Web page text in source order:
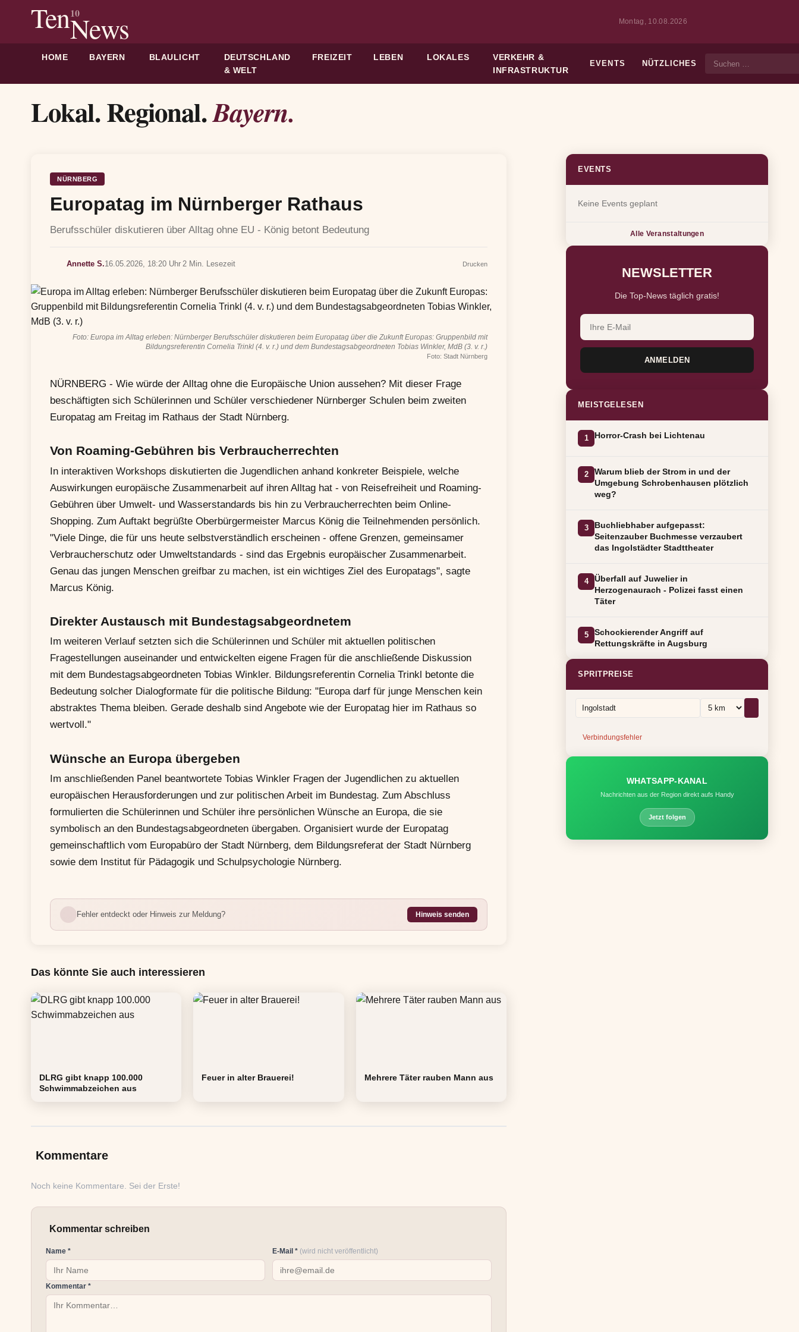
Ten10
News Montag, 10.08.2026
HOME BAYERN BLAULICHT
DEUTSCHLAND
& WELT
FREIZEIT LEBEN LOKALES
VERKEHR &
INFRASTRUKTUR
EVENTS NÜTZLICHES
Lokal. Regional.Bayern.
NÜRNBERG
Europatag im Nürnberger Rathaus
Berufsschüler diskutieren über Alltag ohne EU - König betont Bedeutung
Annette S.16.05.2026, 18:20 Uhr 2 Min. Lesezeit Drucken
Foto: Europa im Alltag erleben: Nürnberger Berufsschüler diskutieren beim Europatag über die Zukunft Europas: Gruppenbild mit
Bildungsreferentin Cornelia Trinkl (4. v. r.) und dem Bundestagsabgeordneten Tobias Winkler, MdB (3. v. r.)
Foto: Stadt Nürnberg
NÜRNBERG - Wie würde der Alltag ohne die Europäische Union aussehen? Mit dieser Frage
beschäftigten sich Schülerinnen und Schüler verschiedener Nürnberger Schulen beim zweiten
Europatag am Freitag im Rathaus der Stadt Nürnberg.
Von Roaming-Gebühren bis Verbraucherrechten
In interaktiven Workshops diskutierten die Jugendlichen anhand konkreter Beispiele, welche
Auswirkungen europäische Zusammenarbeit auf ihren Alltag hat - von Reisefreiheit und Roaming-
Gebühren über Umwelt- und Wasserstandards bis hin zu Verbraucherrechten beim Online-
Shopping. Zum Auftakt begrüßte Oberbürgermeister Marcus König die Teilnehmenden persönlich.
"Viele Dinge, die für uns heute selbstverständlich erscheinen - offene Grenzen, gemeinsamer
Verbraucherschutz oder Umweltstandards - sind das Ergebnis europäischer Zusammenarbeit.
Genau das jungen Menschen greifbar zu machen, ist ein wichtiges Ziel des Europatags", sagte
Marcus König.
Direkter Austausch mit Bundestagsabgeordnetem
Im weiteren Verlauf setzten sich die Schülerinnen und Schüler mit aktuellen politischen
Fragestellungen auseinander und entwickelten eigene Fragen für die anschließende Diskussion
mit dem Bundestagsabgeordneten Tobias Winkler. Bildungsreferentin Cornelia Trinkl betonte die
Bedeutung solcher Dialogformate für die politische Bildung: "Europa darf für junge Menschen kein
abstraktes Thema bleiben. Gerade deshalb sind Angebote wie der Europatag hier im Rathaus so
wertvoll."
Wünsche an Europa übergeben
Im anschließenden Panel beantwortete Tobias Winkler Fragen der Jugendlichen zu aktuellen
europäischen Herausforderungen und zur politischen Arbeit im Bundestag. Zum Abschluss
formulierten die Schülerinnen und Schüler ihre persönlichen Wünsche an Europa, die sie
symbolisch an den Bundestagsabgeordneten übergaben. Organisiert wurde der Europatag
gemeinschaftlich vom Europabüro der Stadt Nürnberg, dem Bildungsreferat der Stadt Nürnberg
sowie dem Institut für Pädagogik und Schulpsychologie Nürnberg.
Fehler entdeckt oder Hinweis zur Meldung? Hinweis senden
Das könnte Sie auch interessieren
DLRG gibt knapp 100.000
Schwimmabzeichen aus
Feuer in alter Brauerei! Mehrere Täter rauben Mann aus
Kommentare
Noch keine Kommentare. Sei der Erste!
Kommentar schreiben
Name * E-Mail * (wird nicht veröffentlicht)
Kommentar *
EVENTS
Keine Events geplant
Alle Veranstaltungen
NEWSLETTER
Die Top-News täglich gratis!
ANMELDEN
MEISTGELESEN
1 Horror-Crash bei Lichtenau
2
Warum blieb der Strom in und der
Umgebung Schrobenhausen plötzlich
weg?
3
Buchliebhaber aufgepasst:
Seitenzauber Buchmesse verzaubert
das Ingolstädter Stadttheater
4
Überfall auf Juwelier in
Herzogenaurach - Polizei fasst einen
Täter
5
Schockierender Angriff auf
Rettungskräfte in Augsburg
SPRITPREISE
Verbindungsfehler
WHATSAPP-KANAL
Nachrichten aus der Region direkt aufs Handy
Jetzt folgen